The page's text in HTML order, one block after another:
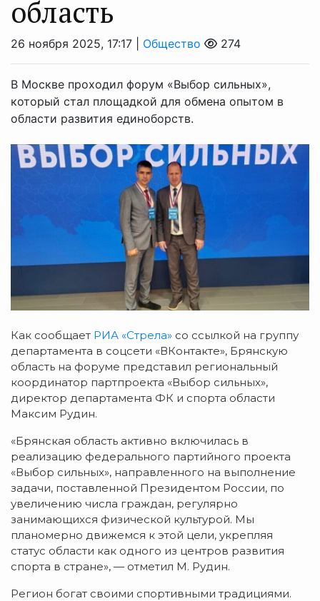
область
26 ноября 2025, 17:17 | Общество 274
В Москве проходил форум «Выбор сильных»,
который стал площадкой для обмена опытом в
области развития единоборств.
Как сообщает РИА «Стрела» со ссылкой на группу
департамента в соцсети «ВКонтакте», Брянскую
область на форуме представил региональный
координатор партпроекта «Выбор сильных»,
директор департамента ФК и спорта области
Максим Рудин.
«Брянская область активно включилась в
реализацию федерального партийного проекта
«Выбор сильных», направленного на выполнение
задачи, поставленной Президентом России, по
увеличению числа граждан, регулярно
занимающихся физической культурой. Мы
планомерно движемся к этой цели, укрепляя
статус области как одного из центров развития
спорта в стране», — отметил М. Рудин.
Регион богат своими спортивными традициями.